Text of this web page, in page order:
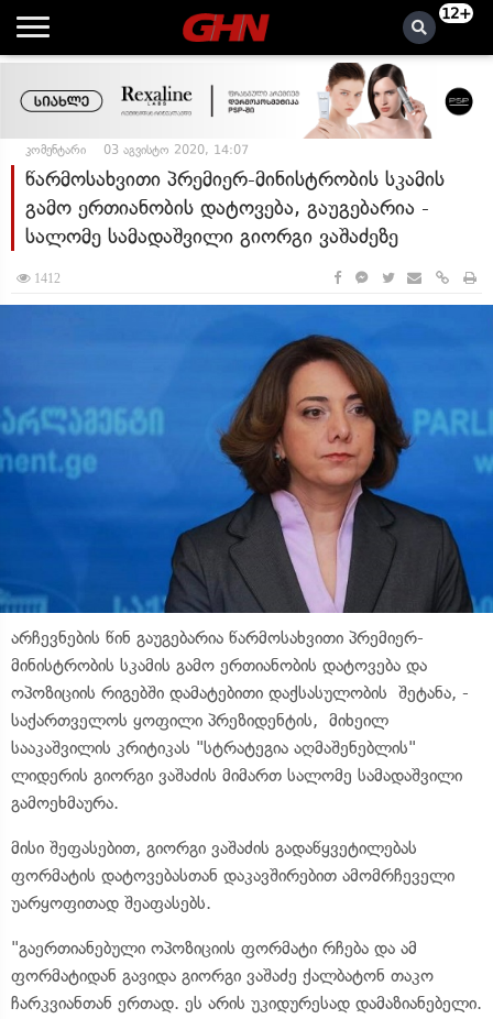
12+
კომენტარი 03 აგვისტო 2020, 14:07
წარმოსახვითი პრემიერ-მინისტრობის სკამის
გამო ერთიანობის დატოვება, გაუგებარია -
სალომე სამადაშვილი გიორგი ვაშაძეზე
1412
არჩევნების წინ გაუგებარია წარმოსახვითი პრემიერ-
მინისტრობის სკამის გამო ერთიანობის დატოვება და
ოპოზიციის რიგებში დამატებითი დაქსასულობის შეტანა, -
საქართველოს ყოფილი პრეზიდენტის, მიხეილ
სააკაშვილის კრიტიკას "სტრატეგია აღმაშენებლის"
ლიდერის გიორგი ვაშაძის მიმართ სალომე სამადაშვილი
გამოეხმაურა.
მისი შეფასებით, გიორგი ვაშაძის გადაწყვეტილებას
ფორმატის დატოვებასთან დაკავშირებით ამომრჩეველი
უარყოფითად შეაფასებს.
"გაერთიანებული ოპოზიციის ფორმატი რჩება და ამ
ფორმატიდან გავიდა გიორგი ვაშაძე ქალბატონ თაკო
ჩარკვიანთან ერთად. ეს არის უკიდურესად დამაზიანებელი.